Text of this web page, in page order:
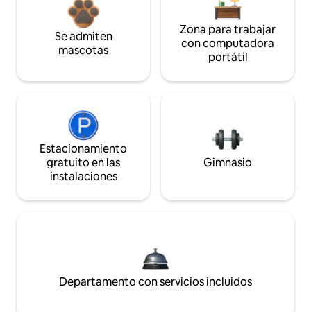
Se admiten
mascotas
Zona para trabajar
con computadora
portátil
Estacionamiento
gratuito en las
instalaciones
Gimnasio
Departamento con servicios incluidos